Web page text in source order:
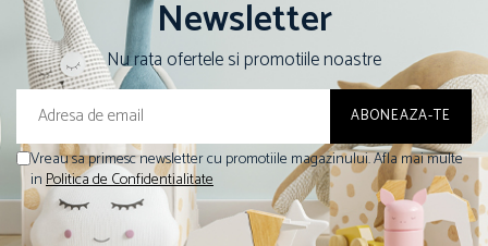
Newsletter
Nu rata ofertele si promotiile noastre
Vreau sa primesc newsletter cu promotiile magazinului. Afla mai multe
inPolitica de Confidentialitate